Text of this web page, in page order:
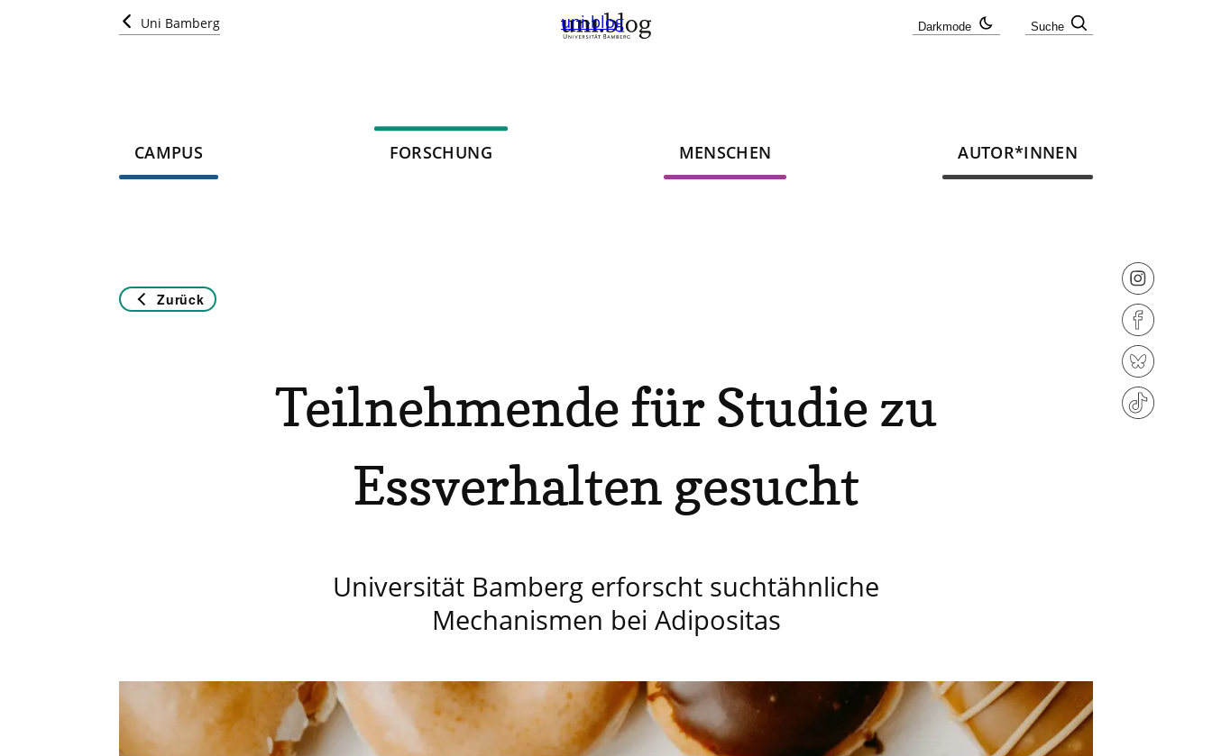
Uni Bamberg Darkmode Suche
uni-blog
CAMPUS FORSCHUNG MENSCHEN AUTOR*INNEN
Zurück
Teilnehmende für Studie zu
Essverhalten gesucht
Universität Bamberg erforscht suchtähnliche
Mechanismen bei Adipositas